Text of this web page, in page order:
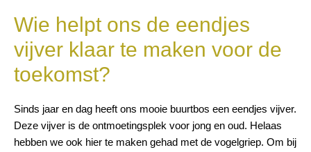
Wie helpt ons de eendjes
vijver klaar te maken voor de
toekomst?
Sinds jaar en dag heeft ons mooie buurtbos een eendjes vijver.
Deze vijver is de ontmoetingsplek voor jong en oud. Helaas
hebben we ook hier te maken gehad met de vogelgriep. Om bij